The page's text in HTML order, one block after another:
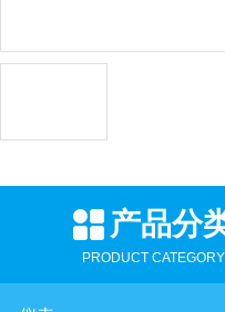
产品分
PRODUCT CATEGORY